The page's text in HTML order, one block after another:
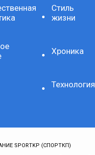
Стиль
жизни
Хроника
Технология
SPORTKP (СПОРТКП)